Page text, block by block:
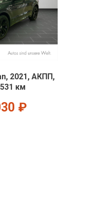
2021, АКПП,
км
₽